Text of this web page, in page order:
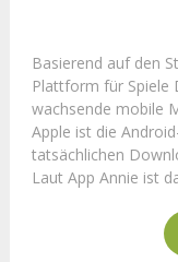
Basierend auf den
Plattform für Spiele
wachsende mobile
Apple ist die
tatsächlichen
Laut App Annie ist